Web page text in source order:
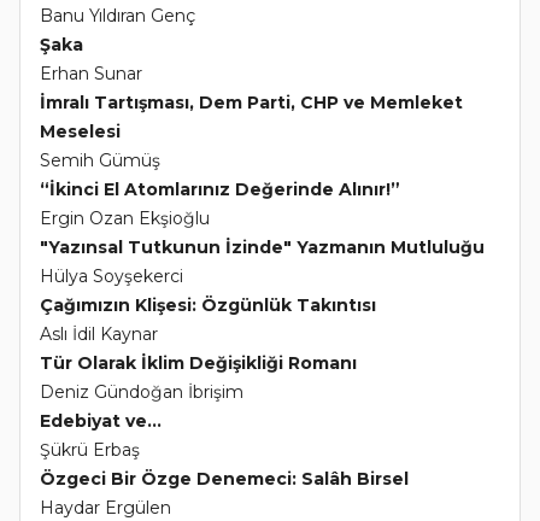
Banu Yıldıran Genç
Şaka
Erhan Sunar
İmralı Tartışması, Dem Parti, CHP ve Memleket
Meselesi
Semih Gümüş
“İkinci El Atomlarınız Değerinde Alınır!”
Ergin Ozan Ekşioğlu
"Yazınsal Tutkunun İzinde" Yazmanın Mutluluğu
Hülya Soyşekerci
Çağımızın Klişesi: Özgünlük Takıntısı
Aslı İdil Kaynar
Tür Olarak İklim Değişikliği Romanı
Deniz Gündoğan İbrişim
Edebiyat ve...
Şükrü Erbaş
Özgeci Bir Özge Denemeci: Salâh Birsel
Haydar Ergülen